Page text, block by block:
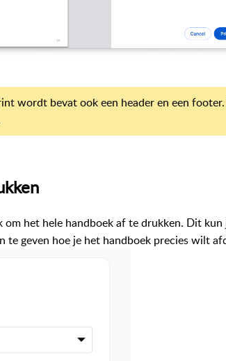
wordt bevat ook een header en een
om het hele handboek af te drukken. Dit
te geven hoe je het handboek precies wilt